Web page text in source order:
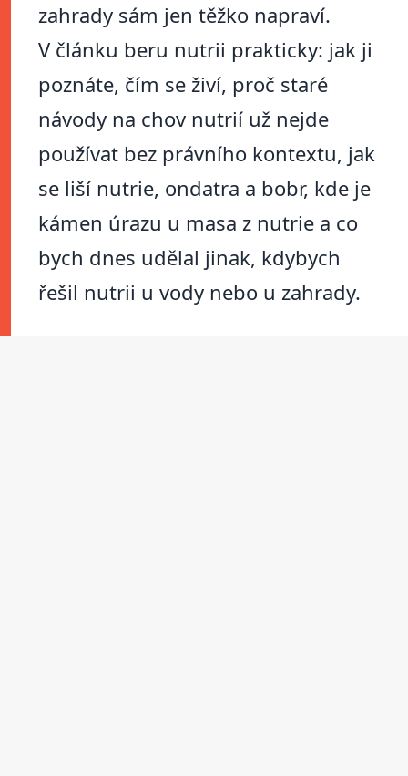
zahrady sám jen těžko napraví.
V článku beru nutrii prakticky: jak ji
poznáte, čím se živí, proč staré
návody na chov nutrií už nejde
používat bez právního kontextu, jak
se liší nutrie, ondatra a bobr, kde je
kámen úrazu u masa z nutrie a co
bych dnes udělal jinak, kdybych
řešil nutrii u vody nebo u zahrady.